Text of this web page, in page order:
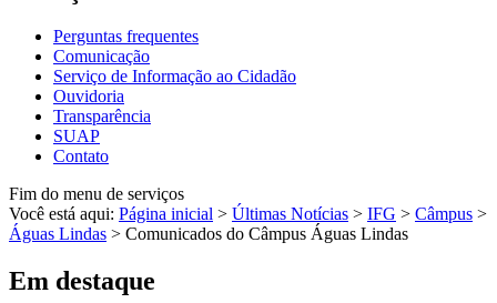
Perguntas frequentes
Comunicação
Serviço de Informação ao Cidadão
Ouvidoria
Transparência
SUAP
Contato
Fim do menu de serviços
Você está aqui: Página inicial > Últimas Notícias > IFG > Câmpus >
Águas Lindas > Comunicados do Câmpus Águas Lindas
Em destaque